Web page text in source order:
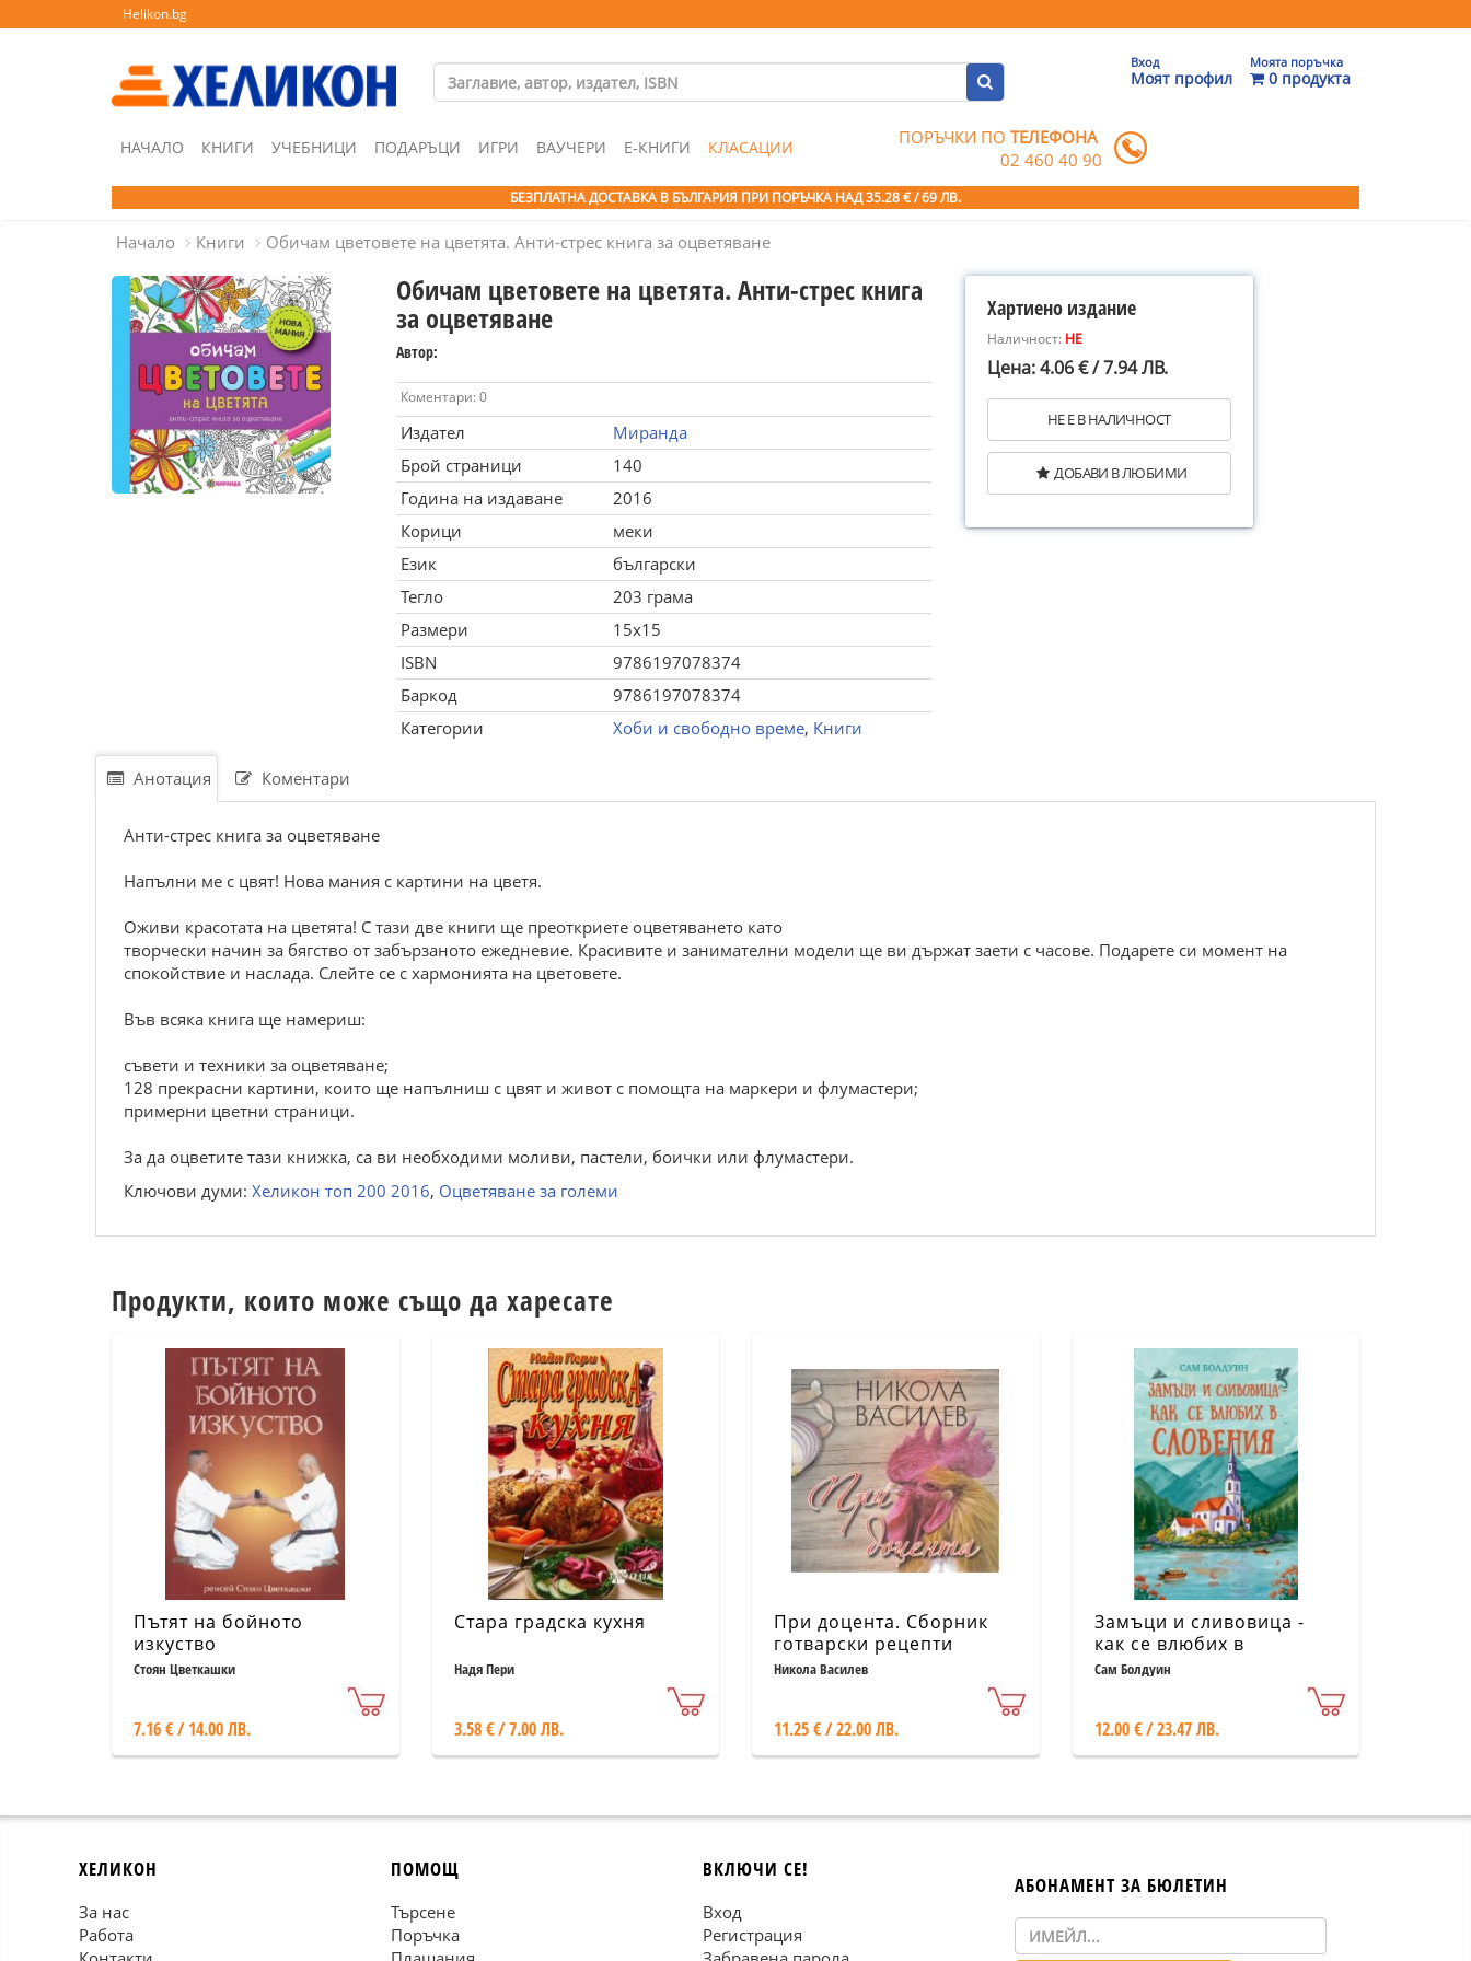
Helikon.bg
Вход
Моят профил
Моята поръчка
0 продукта
НАЧАЛО КНИГИ УЧЕБНИЦИ ПОДАРЪЦИ ИГРИ ВАУЧЕРИ Е-КНИГИ КЛАСАЦИИ ПОРЪЧКИ ПОТЕЛЕФОНА
02 460 40 90
БЕЗПЛАТНА ДОСТАВКА В БЪЛГАРИЯ ПРИ ПОРЪЧКА НАД 35.28 € / 69 ЛВ.
Начало Книги Обичам цветовете на цветята. Анти-стрес книга за оцветяване
Обичам цветовете на цветята. Анти-стрес книга
за оцветяване
Автор:
Коментари: 0
Издател
Миранда
Брой страници
140
Година на издаване
2016
Корици
меки
Език
български
Тегло
203 грама
Размери
15x15
ISBN
9786197078374
Баркод
9786197078374
Категории
Хоби и свободно време, Книги
Хартиено издание
Наличност: НЕ
Цена: 4.06 € / 7.94 ЛВ.
НЕ Е В НАЛИЧНОСТ
ДОБАВИ В ЛЮБИМИ
Анотация Коментари
Анти-стрес книга за оцветяване
Напълни ме с цвят! Нова мания с картини на цветя.
Оживи красотата на цветята! С тази две книги ще преоткриете оцветяването като
творчески начин за бягство от забързаното ежедневие. Красивите и занимателни модели ще ви държат заети с часове. Подарете си момент на
спокойствие и наслада. Слейте се с хармонията на цветовете.
Във всяка книга ще намериш:
съвети и техники за оцветяване;
128 прекрасни картини, които ще напълниш с цвят и живот с помощта на маркери и флумастери;
примерни цветни страници.
За да оцветите тази книжка, са ви необходими моливи, пастели, боички или флумастери.
Ключови думи: Хеликон топ 200 2016, Оцветяване за големи
Продукти, които може също да харесате
Пътят на бойното
изкуство
Стоян Цветкашки
7.16 € / 14.00 ЛВ.
Стара градска кухня
Надя Пери
3.58 € / 7.00 ЛВ.
При доцента. Сборник
готварски рецепти
Никола Василев
11.25 € / 22.00 ЛВ.
Замъци и сливовица -
как се влюбих в
Словения
Сам Болдуин
12.00 € / 23.47 ЛВ.
ХЕЛИКОН
За нас
Работа
ПОМОЩ
Търсене
Поръчка
ВКЛЮЧИ СЕ!
Вход
Регистрация
АБОНАМЕНТ ЗА БЮЛЕТИН